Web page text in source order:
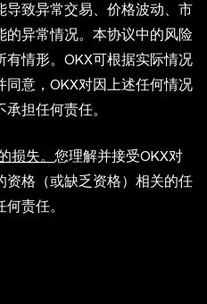
导致异常交易、价格波动、市
的异常情况。本协议中的风险
情形。OKX可根据实际情况
意，OKX对因上述任何情况
担任何责任。
损失。 您理解并接受OKX对
资格（或缺乏资格）相关的任
责任。